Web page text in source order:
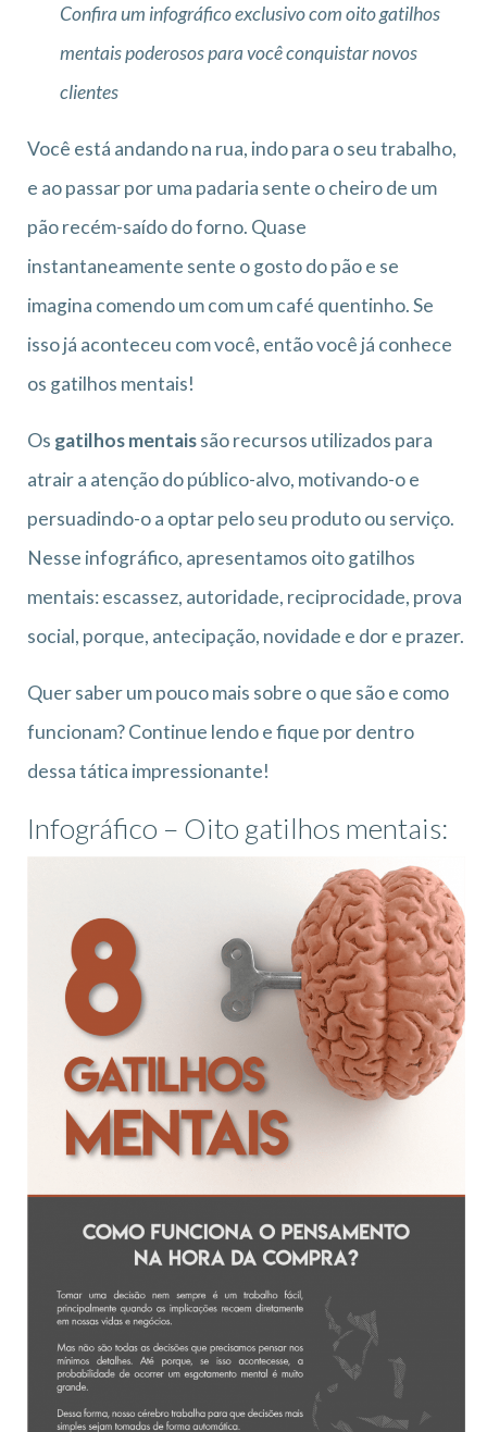
Confira um infográfico exclusivo com oito gatilhos
mentais poderosos para você conquistar novos
clientes
Você está andando na rua, indo para o seu trabalho,
e ao passar por uma padaria sente o cheiro de um
pão recém-saído do forno. Quase
instantaneamente sente o gosto do pão e se
imagina comendo um com um café quentinho. Se
isso já aconteceu com você, então você já conhece
os gatilhos mentais!
Os gatilhos mentaissão recursos utilizados para
atrair a atenção do público-alvo, motivando-o e
persuadindo-o a optar pelo seu produto ou serviço.
Nesse infográfico, apresentamos oito gatilhos
mentais: escassez, autoridade, reciprocidade, prova
social, porque, antecipação, novidade e dor e prazer.
Quer saber um pouco mais sobre o que são e como
funcionam? Continue lendo e fique por dentro
dessa tática impressionante!
Infográfico – Oito gatilhos mentais: